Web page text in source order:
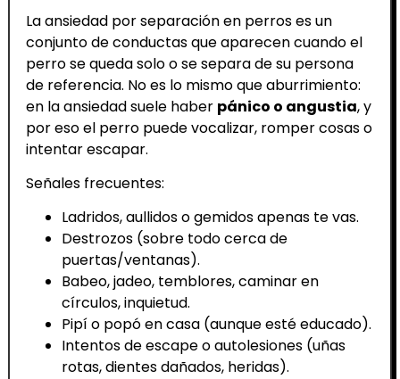
La ansiedad por separación en perros es un
conjunto de conductas que aparecen cuando el
perro se queda solo o se separa de su persona
de referencia. No es lo mismo que aburrimiento:
en la ansiedad suele haber pánico o angustia, y
por eso el perro puede vocalizar, romper cosas o
intentar escapar.
Señales frecuentes:
Ladridos, aullidos o gemidos apenas te vas.
Destrozos (sobre todo cerca de
puertas/ventanas).
Babeo, jadeo, temblores, caminar en
círculos, inquietud.
Pipí o popó en casa (aunque esté educado).
Intentos de escape o autolesiones (uñas
rotas, dientes dañados, heridas).